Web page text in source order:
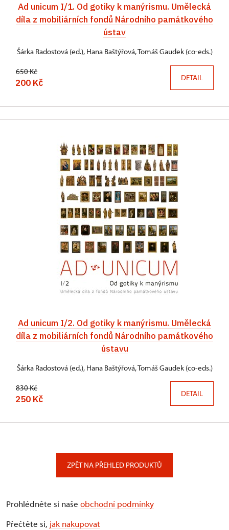
Ad unicum I/1. Od gotiky k manýrismu. Umělecká
díla z mobiliárních fondů Národního památkového
ústav
Šárka Radostová (ed.), Hana Baštýřová, Tomáš Gaudek (co-eds.)
650 Kč
200 Kč DETAIL
Ad unicum I/2. Od gotiky k manýrismu. Umělecká
díla z mobiliárních fondů Národního památkového
ústavu
Šárka Radostová (ed.), Hana Baštýřová, Tomáš Gaudek (co-eds.)
830 Kč
250 Kč DETAIL
ZPĚT NA PŘEHLED PRODUKTŮ
Prohlédněte si naše obchodní podmínky
Přečtěte si, jak nakupovat